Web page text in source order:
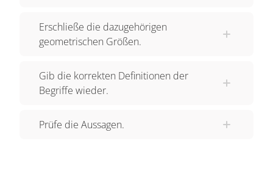
Erschließe die dazugehörigen
geometrischen Größen.
Gib die korrekten Definitionen der
Begriffe wieder.
Prüfe die Aussagen.